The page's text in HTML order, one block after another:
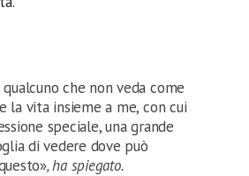
che non veda come
la vita insieme a me, con cui
speciale, una grande
di vedere dove può
, ha spiegato.